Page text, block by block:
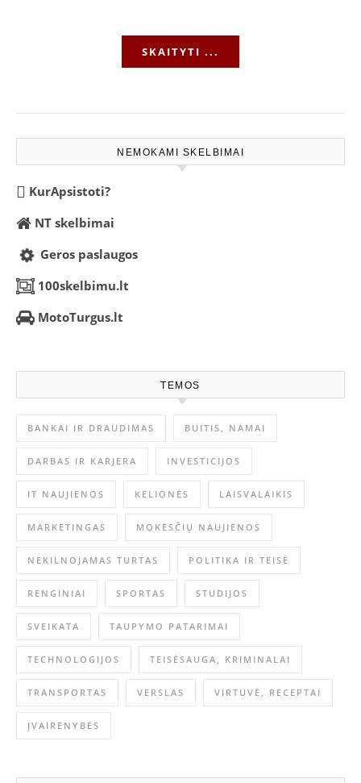
SKAITYTI ...
NEMOKAMI SKELBIMAI
KurApsistoti?
NT skelbimai
Geros paslaugos
100skelbimu.lt
MotoTurgus.lt
TEMOS
BANKAI IR DRAUDIMAS BUITIS, NAMAI
DARBAS IR KARJERA INVESTICIJOS
IT NAUJIENOS KELIONĖS LAISVALAIKIS
MARKETINGAS MOKESČIŲ NAUJIENOS
NEKILNOJAMAS TURTAS POLITIKA IR TEISĖ
RENGINIAI SPORTAS STUDIJOS
SVEIKATA TAUPYMO PATARIMAI
TECHNOLOGIJOS TEISĖSAUGA, KRIMINALAI
TRANSPORTAS VERSLAS VIRTUVĖ, RECEPTAI
ĮVAIRENYBĖS